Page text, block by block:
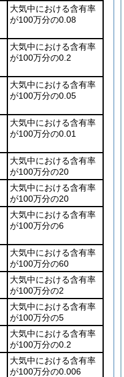
大気中における含有率
が100万分の0.08
大気中における含有率
が100万分の0.2
大気中における含有率
が100万分の0.05
大気中における含有率
が100万分の0.01
大気中における含有率
が100万分の20
大気中における含有率
が100万分の20
大気中における含有率
が100万分の6
大気中における含有率
が100万分の60
大気中における含有率
が100万分の2
大気中における含有率
が100万分の5
大気中における含有率
が100万分の0.2
大気中における含有率
が100万分の0.006